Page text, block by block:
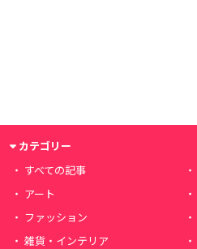
カテゴリー
すべての記事
アート
ファッション
雑貨・インテリア